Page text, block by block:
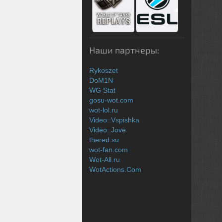
Наши партнеры:
Rykoszet
DoM1N
WG Stat
gosu-wot.com
wot-lol.ru
Video::Vspishka
Video::Jove
thered.su
wot-fan.com
Wot-All.ru
WotActions.Com